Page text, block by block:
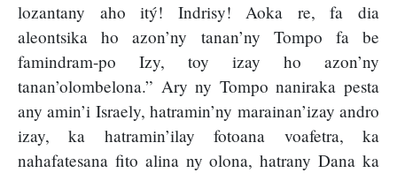
lozantany aho itý! Indrisy! Aoka re, fa dia
aleontsika ho azon’ny tanan’ny Tompo fa be
famindram-po Izy, toy izay ho azon’ny
tanan’olombelona.” Ary ny Tompo naniraka pesta
any amin’i Israely, hatramin’ny marainan’izay andro
izay, ka hatramin’ilay fotoana voafetra, ka
nahafatesana fito alina ny olona, hatrany Dana ka